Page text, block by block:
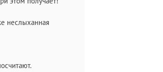
неслыханная